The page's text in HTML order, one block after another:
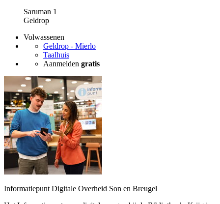
Saruman 1
Geldrop
Volwassenen
Geldrop - Mierlo
Taalhuis
Aanmelden gratis
Informatiepunt Digitale Overheid Son en Breugel